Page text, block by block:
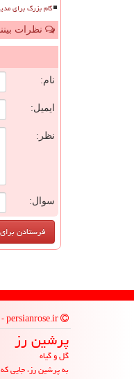
گام بزرگ برای
نظرات
نام:
ایمیل:
نظر:
سوال:
پرشین رز
گل و گیاه
به پرشین رز، جایی